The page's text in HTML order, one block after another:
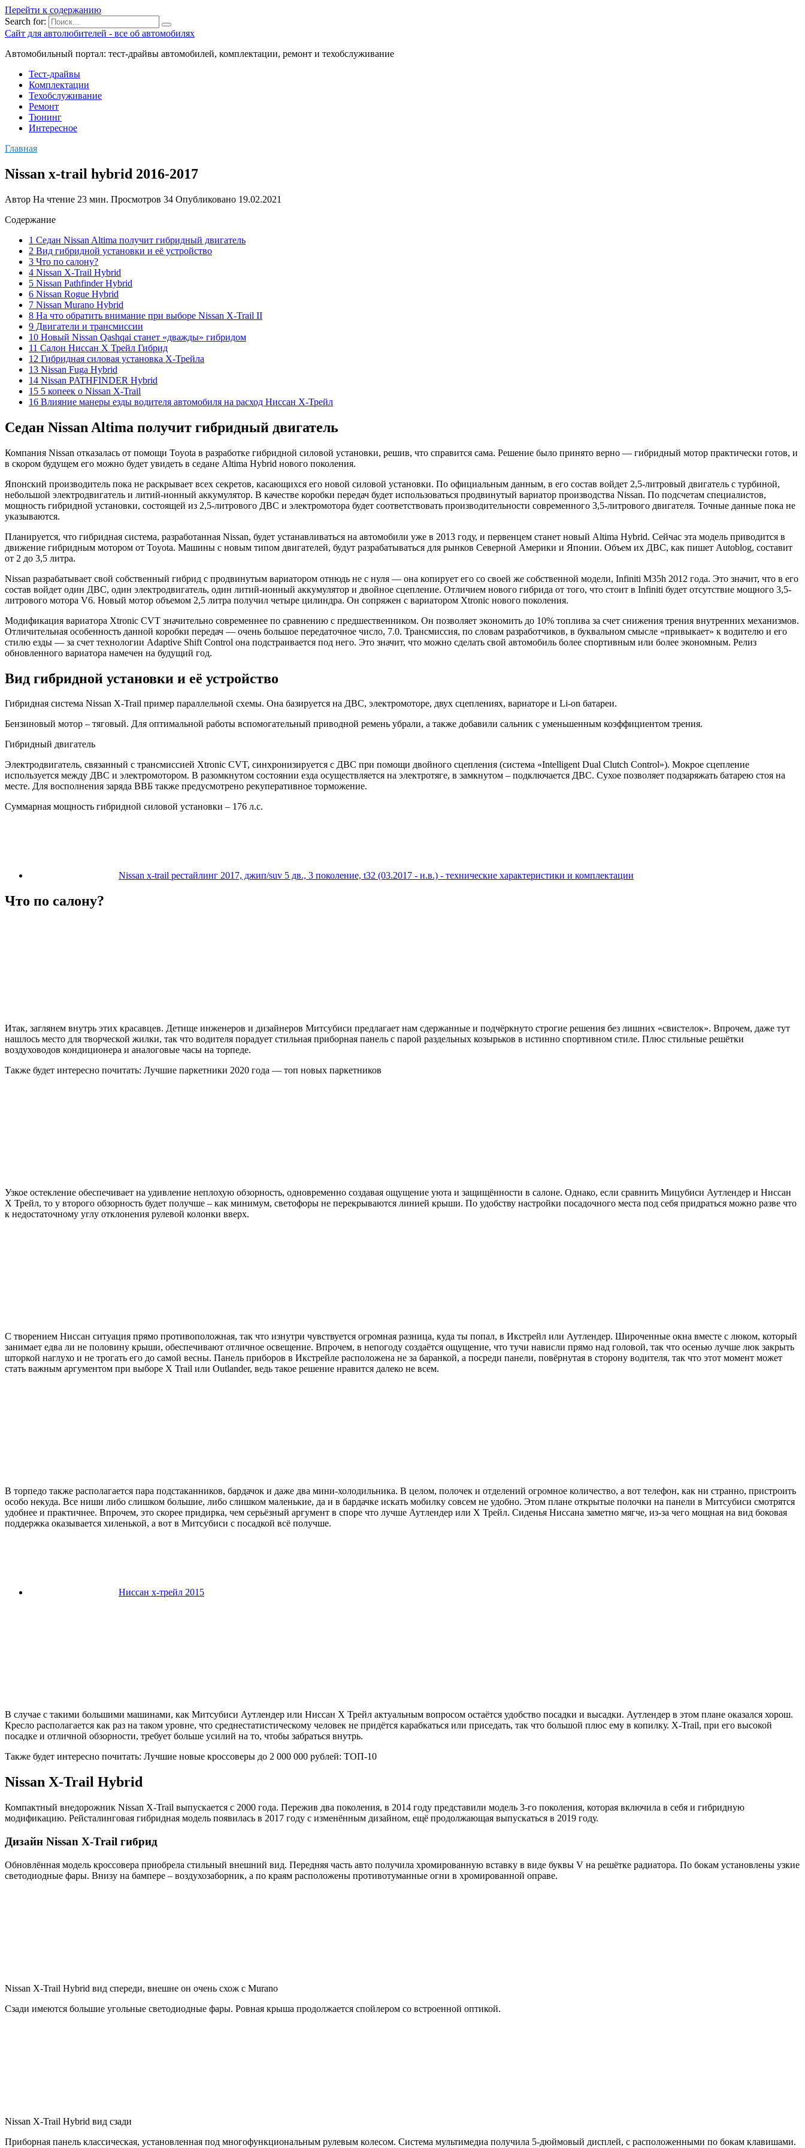
Перейти к содержанию
Search for:
Сайт для автолюбителей - все об автомобилях
Автомобильный портал: тест-драйвы автомобилей, комплектации, ремонт и техобслуживание
Тест-драйвы
Комплектации
Техобслуживание
Ремонт
Тюнинг
Интересное
Главная
Nissan x-trail hybrid 2016-2017
Автор На чтение 23 мин. Просмотров 34 Опубликовано 19.02.2021
Содержание
1 Седан Nissan Altima получит гибридный двигатель
2 Вид гибридной установки и её устройство
3 Что по салону?
4 Nissan X-Trail Hybrid
5 Nissan Pathfinder Hybrid
6 Nissan Rogue Hybrid
7 Nissan Murano Hybrid
8 На что обратить внимание при выборе Nissan X-Trail II
9 Двигатели и трансмиссии
10 Новый Nissan Qashqai станет «дважды» гибридом
11 Салон Ниссан Х Трейл Гибрид
12 Гибридная силовая установка Х-Трейла
13 Nissan Fuga Hybrid
14 Nissan PATHFINDER Hybrid
15 5 копеек о Nissan X-Trail
16 Влияние манеры езды водителя автомобиля на расход Ниссан Х-Трейл
Седан Nissan Altima получит гибридный двигатель
Компания Nissan отказалась от помощи Toyota в разработке гибридной силовой установки, решив, что справится сама. Решение было принято верно — гибридный мотор практически готов, и
в скором будущем его можно будет увидеть в седане Altima Hybrid нового поколения.
Японский производитель пока не раскрывает всех секретов, касающихся его новой силовой установки. По официальным данным, в его состав войдет 2,5-литровый двигатель с турбиной,
небольшой электродвигатель и литий-ионный аккумулятор. В качестве коробки передач будет использоваться продвинутый вариатор производства Nissan. По подсчетам специалистов,
мощность гибридной установки, состоящей из 2,5-литрового ДВС и электромотора будет соответствовать производительности современного 3,5-литрового двигателя. Точные данные пока не
указываются.
Планируется, что гибридная система, разработанная Nissan, будет устанавливаться на автомобили уже в 2013 году, и первенцем станет новый Altima Hybrid. Сейчас эта модель приводится в
движение гибридным мотором от Toyota. Машины с новым типом двигателей, будут разрабатываться для рынков Северной Америки и Японии. Объем их ДВС, как пишет Autoblog, составит
от 2 до 3,5 литра.
Nissan разрабатывает свой собственный гибрид с продвинутым вариатором отнюдь не с нуля — она копирует его со своей же собственной модели, Infiniti M35h 2012 года. Это значит, что в его
состав войдет один ДВС, один электродвигатель, один литий-ионный аккумулятор и двойное сцепление. Отличием нового гибрида от того, что стоит в Infiniti будет отсутствие мощного 3,5-
литрового мотора V6. Новый мотор объемом 2,5 литра получил четыре цилиндра. Он сопряжен с вариатором Xtronic нового поколения.
Модификация вариатора Xtronic CVT значительно современнее по сравнению с предшественником. Он позволяет экономить до 10% топлива за счет снижения трения внутренних механизмов.
Отличительная особенность данной коробки передач — очень большое передаточное число, 7.0. Трансмиссия, по словам разработчиков, в буквальном смысле «привыкает» к водителю и его
стилю езды — за счет технологии Adaptive Shift Control она подстраивается под него. Это значит, что можно сделать свой автомобиль более спортивным или более экономным. Релиз
обновленного вариатора намечен на будущий год.
Вид гибридной установки и её устройство
Гибридная система Nissan X-Trail пример параллельной схемы. Она базируется на ДВС, электромоторе, двух сцеплениях, вариаторе и Li-on батареи.
Бензиновый мотор – тяговый. Для оптимальной работы вспомогательный приводной ремень убрали, а также добавили сальник с уменьшенным коэффициентом трения.
Гибридный двигатель
Электродвигатель, связанный с трансмиссией Xtronic CVT, синхронизируется с ДВС при помощи двойного сцепления (система «Intelligent Dual Clutch Control»). Мокрое сцепление
используется между ДВС и электромотором. В разомкнутом состоянии езда осуществляется на электротяге, в замкнутом – подключается ДВС. Сухое позволяет подзаряжать батарею стоя на
месте. Для восполнения заряда ВВБ также предусмотрено рекуперативное торможение.
Суммарная мощность гибридной силовой установки – 176 л.с.
Nissan x-trail рестайлинг 2017, джип/suv 5 дв., 3 поколение, t32 (03.2017 - н.в.) - технические характеристики и комплектации
Что по салону?
Итак, заглянем внутрь этих красавцев. Детище инженеров и дизайнеров Митсубиси предлагает нам сдержанные и подчёркнуто строгие решения без лишних «свистелок». Впрочем, даже тут
нашлось место для творческой жилки, так что водителя порадует стильная приборная панель с парой раздельных козырьков в истинно спортивном стиле. Плюс стильные решётки
воздуховодов кондиционера и аналоговые часы на торпеде.
Также будет интересно почитать: Лучшие паркетники 2020 года — топ новых паркетников
Узкое остекление обеспечивает на удивление неплохую обзорность, одновременно создавая ощущение уюта и защищённости в салоне. Однако, если сравнить Мицубиси Аутлендер и Ниссан
Х Трейл, то у второго обзорность будет получше – как минимум, светофоры не перекрываются линией крыши. По удобству настройки посадочного места под себя придраться можно разве что
к недостаточному углу отклонения рулевой колонки вверх.
С творением Ниссан ситуация прямо противоположная, так что изнутри чувствуется огромная разница, куда ты попал, в Икстрейл или Аутлендер. Широченные окна вместе с люком, который
занимает едва ли не половину крыши, обеспечивают отличное освещение. Впрочем, в непогоду создаётся ощущение, что тучи нависли прямо над головой, так что осенью лучше люк закрыть
шторкой наглухо и не трогать его до самой весны. Панель приборов в Икстрейле расположена не за баранкой, а посреди панели, повёрнутая в сторону водителя, так что этот момент может
стать важным аргументом при выборе X Trail или Outlander, ведь такое решение нравится далеко не всем.
В торпедо также располагается пара подстаканников, бардачок и даже два мини-холодильника. В целом, полочек и отделений огромное количество, а вот телефон, как ни странно, пристроить
особо некуда. Все ниши либо слишком большие, либо слишком маленькие, да и в бардачке искать мобилку совсем не удобно. Этом плане открытые полочки на панели в Митсубиси смотрятся
удобнее и практичнее. Впрочем, это скорее придирка, чем серьёзный аргумент в споре что лучше Аутлендер или Х Трейл. Сиденья Ниссана заметно мягче, из-за чего мощная на вид боковая
поддержка оказывается хиленькой, а вот в Митсубиси с посадкой всё получше.
Ниссан х-трейл 2015
В случае с такими большими машинами, как Митсубиси Аутлендер или Ниссан Х Трейл актуальным вопросом остаётся удобство посадки и высадки. Аутлендер в этом плане оказался хорош.
Кресло располагается как раз на таком уровне, что среднестатистическому человек не придётся карабкаться или приседать, так что большой плюс ему в копилку. X-Trail, при его высокой
посадке и отличной обзорности, требует больше усилий на то, чтобы забраться внутрь.
Также будет интересно почитать: Лучшие новые кроссоверы до 2 000 000 рублей: ТОП-10
Nissan X-Trail Hybrid
Компактный внедорожник Nissan X-Trail выпускается с 2000 года. Пережив два поколения, в 2014 году представили модель 3-го поколения, которая включила в себя и гибридную
модификацию. Рейсталинговая гибридная модель появилась в 2017 году с изменённым дизайном, ещё продолжающая выпускаться в 2019 году.
Дизайн Nissan X-Trail гибрид
Обновлённая модель кроссовера приобрела стильный внешний вид. Передняя часть авто получила хромированную вставку в виде буквы V на решётке радиатора. По бокам установлены узкие
светодиодные фары. Внизу на бампере – воздухозаборник, а по краям расположены противотуманные огни в хромированной оправе.
Nissan X-Trail Hybrid вид спереди, внешне он очень схож с Murano
Сзади имеются большие угольные светодиодные фары. Ровная крыша продолжается спойлером со встроенной оптикой.
Nissan X-Trail Hybrid вид сзади
Приборная панель классическая, установленная под многофункциональным рулевым колесом. Система мультимедиа получила 5-дюймовый дисплей, с расположенными по бокам клавишами.